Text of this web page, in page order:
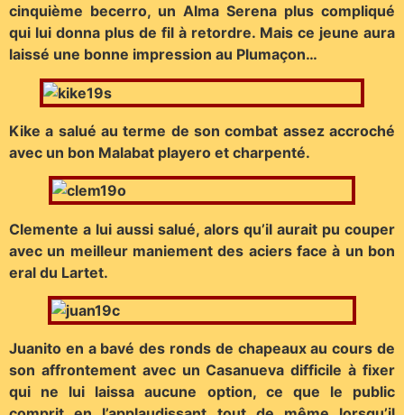
cinquième becerro, un Alma Serena plus compliqué
qui lui donna plus de fil à retordre. Mais ce jeune aura
laissé une bonne impression au Plumaçon…
Kike a salué au terme de son combat assez accroché
avec un bon Malabat playero et charpenté.
Clemente a lui aussi salué, alors qu’il aurait pu couper
avec un meilleur maniement des aciers face à un bon
eral du Lartet.
Juanito en a bavé des ronds de chapeaux au cours de
son affrontement avec un Casanueva difficile à fixer
qui ne lui laissa aucune option, ce que le public